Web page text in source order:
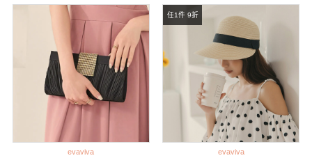
evaviva
任1件 9折
evaviva